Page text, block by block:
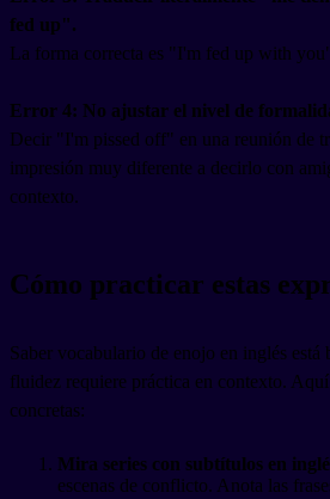
fed up".
La forma correcta es "I'm fed up with
Error 4: No ajustar el nivel de
Decir "I'm pissed off" en una reunión de
impresión muy diferente a decirlo con
contexto.
Cómo practicar estas
Saber vocabulario de enojo en inglés está
fluidez requiere práctica en contexto.
concretas:
Mira series con subtítulos en
escenas de conflicto. Anota las